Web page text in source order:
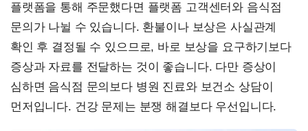
플랫폼을 통해 주문했다면 플랫폼 고객센터와 음식점
문의가 나뉠 수 있습니다. 환불이나 보상은 사실관계
확인 후 결정될 수 있으므로, 바로 보상을 요구하기보다
증상과 자료를 전달하는 것이 좋습니다. 다만 증상이
심하면 음식점 문의보다 병원 진료와 보건소 상담이
먼저입니다. 건강 문제는 분쟁 해결보다 우선입니다.